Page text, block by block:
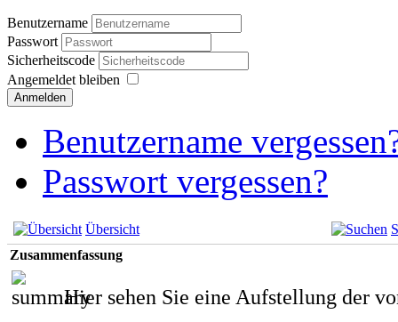
Benutzername
Passwort
Sicherheitscode
Angemeldet bleiben
Anmelden
Benutzername
Passwort vergessen?
Übersicht
Zusammenfassung
Hier sehen Sie eine Aufstellung der